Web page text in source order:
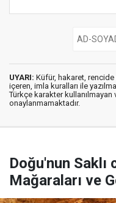
UYARI: Küfür, hakaret, rencide
içeren, imla kuralları ile
Türkçe karakter kullanılmayan
onaylanmamaktadır.
Doğu'nun Saklı
Mağaraları ve